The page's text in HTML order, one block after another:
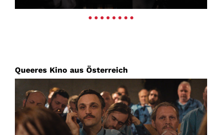
Queeres Kino aus Österreich